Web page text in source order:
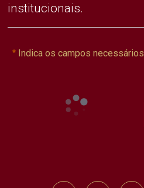
institucionais.
Indica os campos necessários